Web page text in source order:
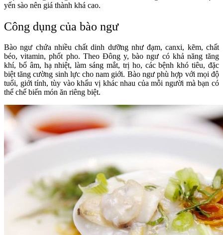
yến sào nên giá thành khá cao.
Công dụng của bào ngư
Bào ngư chứa nhiều chất dinh dưỡng như đạm, canxi, kẽm, chất
béo, vitamin, phốt pho. Theo Đông y, bào ngư có khả năng tăng
khí, bổ âm, hạ nhiệt, làm sáng mắt, trị ho, các bệnh khó tiêu, đặc
biệt tăng cường sinh lực cho nam giới. Bào ngư phù hợp với mọi độ
tuổi, giới tính, tùy vào khẩu vị khác nhau của mỗi người mà bạn có
thể chế biến món ăn riêng biệt.